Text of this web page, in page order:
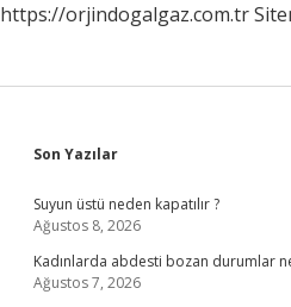
https://orjindogalgaz.com.tr
Sidebar
Son Yazılar
Suyun üstü neden kapatılır ?
Ağustos 8, 2026
Kadınlarda abdesti bozan durumlar
Ağustos 7, 2026